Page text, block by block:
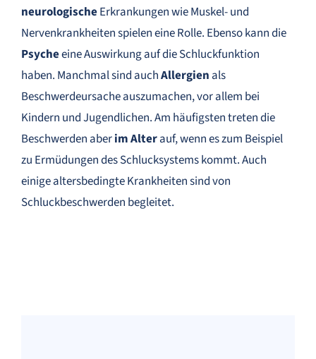
neurologischeErkrankungen wie Muskel- und
Nervenkrankheiten spielen eine Rolle. Ebenso kann die
Psycheeine Auswirkung auf die Schluckfunktion
haben. Manchmal sind auchAllergien als
Beschwerdeursache auszumachen, vor allem bei
Kindern und Jugendlichen. Am häufigsten treten die
Beschwerden aberim Alterauf, wenn es zum Beispiel
zu Ermüdungen des Schlucksystems kommt. Auch
einige altersbedingte Krankheiten sind von
Schluckbeschwerden begleitet.